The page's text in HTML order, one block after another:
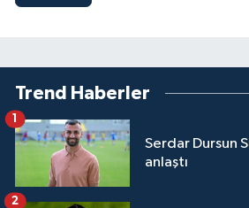
Trend Haberler
Serdar Dursun
anlaştı
1
2